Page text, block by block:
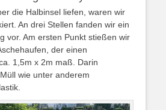
die Halbinsel liefen, waren wir
An drei Stellen fanden wir ein
vor. Am ersten Punkt stießen wir
der einen
1,5m x 2m maß. Darin
wie unter anderem